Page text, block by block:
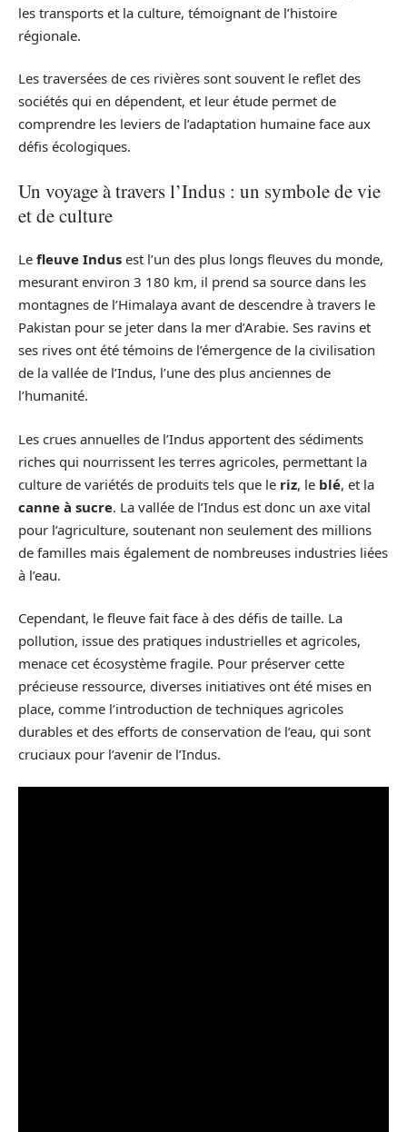
les transports et la culture, témoignant de l’histoire
régionale.
Les traversées de ces rivières sont souvent le reflet des
sociétés qui en dépendent, et leur étude permet de
comprendre les leviers de l’adaptation humaine face aux
défis écologiques.
Un voyage à travers l’Indus : un symbole de vie
et de culture
Le fleuve Indus est l’un des plus longs fleuves du monde,
mesurant environ 3 180 km, il prend sa source dans les
montagnes de l’Himalaya avant de descendre à travers le
Pakistan pour se jeter dans la mer d’Arabie. Ses ravins et
ses rives ont été témoins de l’émergence de la civilisation
de la vallée de l’Indus, l’une des plus anciennes de
l’humanité.
Les crues annuelles de l’Indus apportent des sédiments
riches qui nourrissent les terres agricoles, permettant la
culture de variétés de produits tels que le riz, le blé, et la
canne à sucre. La vallée de l’Indus est donc un axe vital
pour l’agriculture, soutenant non seulement des millions
de familles mais également de nombreuses industries liées
à l’eau.
Cependant, le fleuve fait face à des défis de taille. La
pollution, issue des pratiques industrielles et agricoles,
menace cet écosystème fragile. Pour préserver cette
précieuse ressource, diverses initiatives ont été mises en
place, comme l’introduction de techniques agricoles
durables et des efforts de conservation de l’eau, qui sont
cruciaux pour l’avenir de l’Indus.